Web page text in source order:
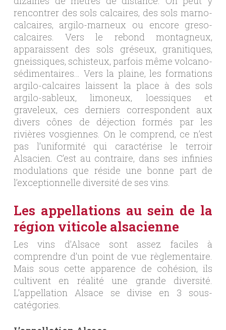
rencontrer des sols calcaires, des sols marno-
calcaires, argilo-marneux ou encore greso-
calcaires. Vers le rebond montagneux,
apparaissent des sols gréseux, granitiques,
gneissiques, schisteux, parfois même volcano-
sédimentaires… Vers la plaine, les formations
argilo-calcaires laissent la place à des sols
argilo-sableux, limoneux, loessiques et
graveleux, ces derniers correspondent aux
divers cônes de déjection formés par les
rivières vosgiennes. On le comprend, ce n’est
pas l’uniformité qui caractérise le terroir
Alsacien. C’est au contraire, dans ses infinies
modulations que réside une bonne part de
l’exceptionnelle diversité de ses vins.
Les appellations au sein de la
région viticole alsacienne
Les vins d’Alsace sont assez faciles à
comprendre d’un point de vue règlementaire.
Mais sous cette apparence de cohésion, ils
cultivent en réalité une grande diversité.
L’appellation Alsace se divise en 3 sous-
catégories.